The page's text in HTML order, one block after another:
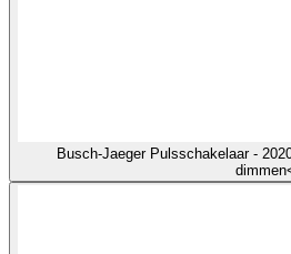
Busch-Jaeger Pulsschakelaar -